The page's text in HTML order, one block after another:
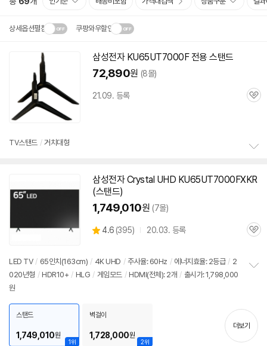
상세옵션펼침 쿠팡와우할인
설치 환경·지역에 따라
배송·설치비가 달라집니다.
기
삼성전자 KU65UT7000F 전용 스탠드
72,890원 (8몰)
21.09. 등록
관
TV스탠드 / 거치대형
펼
삼성전자 Crystal UHD KU65UT7000FXKR
(스탠드)
1,749,010원 (7몰)
별
4.6 (상
395) 20.03. 등록
관
LED TV / 65인치(163cm) / 4K UHD / 주사율: 60Hz / 에너지효율: 2등급 / 2
020년형 / HDR10+ / HLG / 게임모드 / HDMI(전체): 2개 / 출시가: 1,798,000
원
기
1위
스탠드
1,749,010원
2위
벽걸이
1,728,000원
더보기